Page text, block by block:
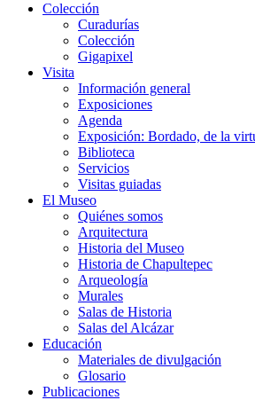
Colección
Curadurías
Colección
Gigapixel
Visita
Información general
Exposiciones
Agenda
Exposición: Bordado, de la
Biblioteca
Servicios
Visitas guiadas
El Museo
Quiénes somos
Arquitectura
Historia del Museo
Historia de Chapultepec
Arqueología
Murales
Salas de Historia
Salas del Alcázar
Educación
Materiales de divulgación
Glosario
Publicaciones